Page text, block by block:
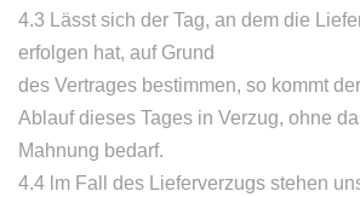
4.3 Lässt sich der Tag, an dem die
erfolgen hat, auf Grund
des Vertrages bestimmen, so kommt
Ablauf dieses Tages in Verzug, ohne
Mahnung bedarf.
4.4 lm Fall des Lieferverzugs stehen